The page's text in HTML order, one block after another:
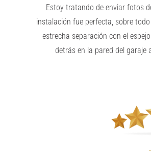
Estoy tratando de enviar fotos
instalación fue perfecta, sobre
estrecha separación con el
detrás en la pared del garaje